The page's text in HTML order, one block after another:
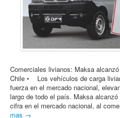
Comerciales livianos: Maksa
Chile • Los vehículos de carga
fuerza en el mercado nacional,
largo de todo el país. Maksa
cifra en el mercado nacional, al
mas →